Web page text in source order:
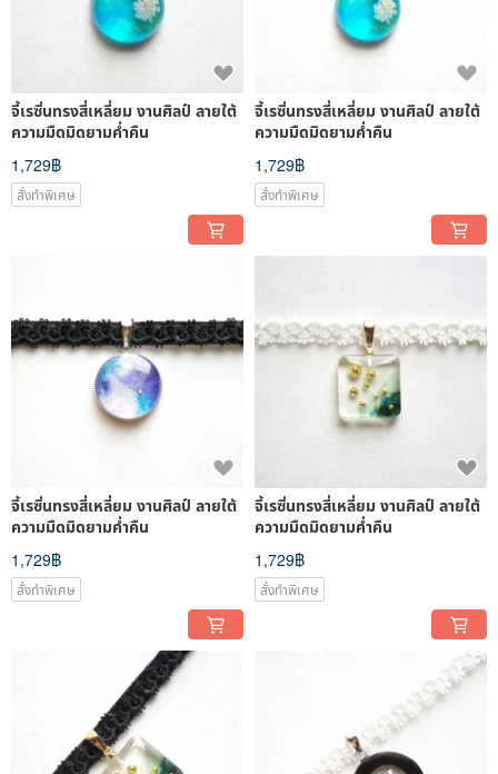
จี้เรซิ่นทรงสี่เหลี่ยม งานศิลป์ ลายใต้
ความมืดมิดยามค่ำคืน
1,729฿
สั่งทำพิเศษ
จี้เรซิ่นทรงสี่เหลี่ยม งานศิลป์ ลายใต้
ความมืดมิดยามค่ำคืน
1,729฿
สั่งทำพิเศษ
จี้เรซิ่นทรงสี่เหลี่ยม งานศิลป์ ลายใต้
ความมืดมิดยามค่ำคืน
1,729฿
สั่งทำพิเศษ
จี้เรซิ่นทรงสี่เหลี่ยม งานศิลป์ ลายใต้
ความมืดมิดยามค่ำคืน
1,729฿
สั่งทำพิเศษ